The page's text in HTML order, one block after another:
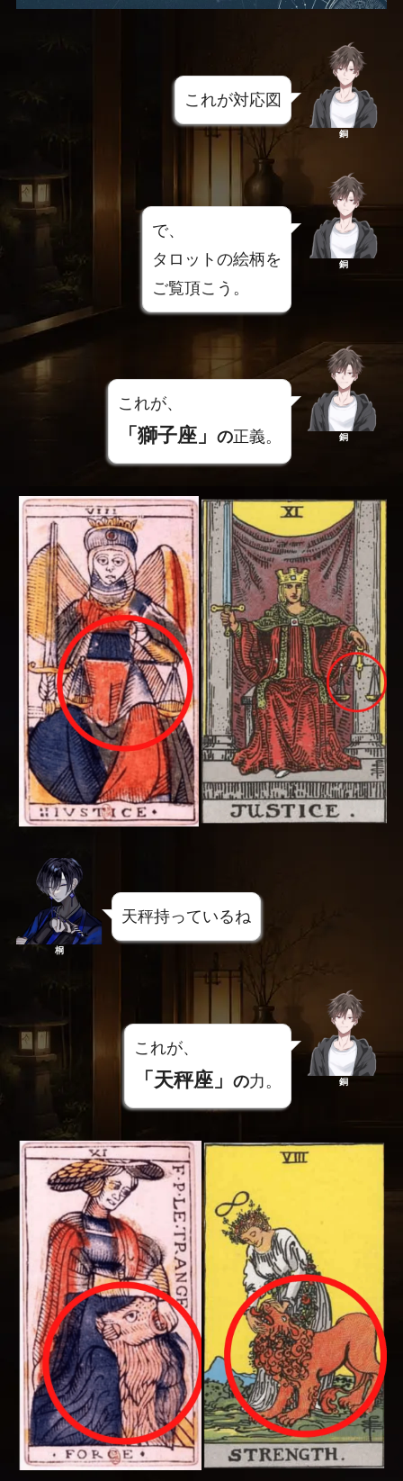
これが対応図
銅
で、
タロットの絵柄を
ご覧頂こう。
銅
これが、
「獅子座」の正義。 銅
桐
天秤持っているね
これが、
「天秤座」の力。 銅